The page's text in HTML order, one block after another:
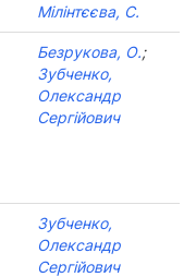
Мілінтєєва, С.
Безрукова, О.;
Зубченко,
Олександр
Сергійович
Зубченко,
Олександр
Сергійович